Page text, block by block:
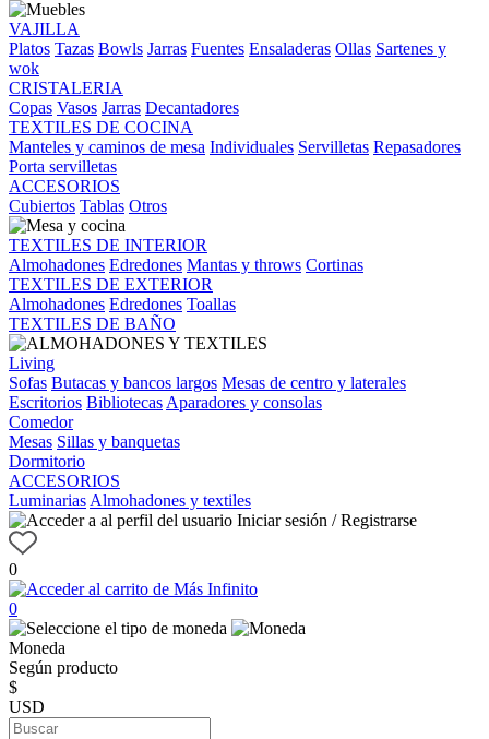
VAJILLA
Platos Tazas Bowls Jarras Fuentes Ensaladeras Ollas Sartenes y
wok
CRISTALERIA
Copas Vasos Jarras Decantadores
TEXTILES DE COCINA
Manteles y caminos de mesa Individuales Servilletas Repasadores
Porta servilletas
ACCESORIOS
Cubiertos Tablas Otros
TEXTILES DE INTERIOR
Almohadones Edredones Mantas y throws Cortinas
TEXTILES DE EXTERIOR
Almohadones Edredones Toallas
TEXTILES DE BAÑO
Living
Sofas Butacas y bancos largos Mesas de centro y laterales
Escritorios Bibliotecas Aparadores y consolas
Comedor
Mesas Sillas y banquetas
Dormitorio
ACCESORIOS
Luminarias Almohadones y textiles
Iniciar sesión / Registrarse
0
0
Moneda
Según producto
$
USD